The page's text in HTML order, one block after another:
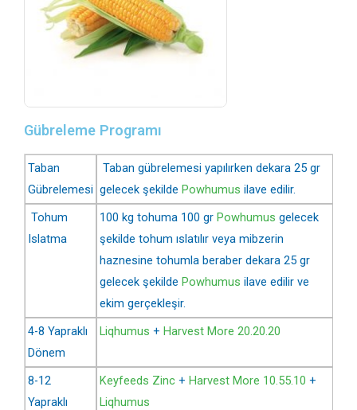
Gübreleme Programı
Taban
Gübrelemesi
Taban gübrelemesi yapılırken dekara 25 gr
gelecek şekilde Powhumus ilave edilir.
Tohum
Islatma
100 kg tohuma 100 gr Powhumus gelecek
şekilde tohum ıslatılır veya mibzerin
haznesine tohumla beraber dekara 25 gr
gelecek şekilde Powhumus ilave edilir ve
ekim gerçekleşir.
4-8 Yapraklı
Dönem
Liqhumus + Harvest More 20.20.20
8-12
Yapraklı
Keyfeeds Zinc + Harvest More 10.55.10 +
Liqhumus